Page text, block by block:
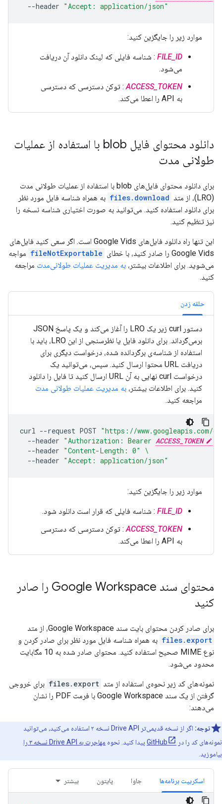
--header "Accept: application/json"
موارد زیر را جایگزین کنید:
FILE_ID : شناسه فایلی که لینک دانلود آن دریافت
می‌شود.
ACCESS_TOKEN: توکن دسترسی که دسترسی
به API را اعطا می‌کند.
دانلود محتوای فایل blob با استفاده از عملیات
طولانی مدت
برای دانلود محتوای فایل‌های blob با استفاده از عملیات طولانی مدت
(LRO)، از متد
files.download به همراه شناسه فایل مورد نظر
برای دانلود استفاده کنید. می‌توانید به صورت اختیاری شناسه نسخه را
نیز تنظیم کنید.
این تنها راه دانلود فایل‌های Google Vids است. اگر سعی کنید فایل‌های
Google Vids را صادر کنید، با خطای
fileNotExportable مواجه
می‌شوید. برای اطلاعات بیشتر، به مدیریت عملیات طولانی‌مدت مراجعه
کنید.
حلقه زدن
دستور curl زیر یک LRO را آغاز می‌کند و یک پاسخ JSON
برمی‌گرداند. برای دانلود فایل یا نظرسنجی از این LRO، باید با
استفاده از شناسه‌ی برگردانده شده، درخواست دیگری برای
دریافت URL محتوا ارسال کنید. سپس، می‌توانید یک
درخواست curl نهایی به آن URL ارسال کنید تا فایل را دانلود
کنید. برای اطلاعات بیشتر، به مدیریت عملیات طولانی مدت
مراجعه کنید.
curl --request POST "https://
--header "Authorization: Bearer ACCESS_TOKEN
--header "Content-Length: 0"
\
--header "Accept: application/json"
موارد زیر را جایگزین کنید:
FILE_ID : شناسه فایلی که قرار است دانلود شود.
ACCESS_TOKEN: توکن دسترسی که دسترسی
به API را اعطا می‌کند.
محتوای سند Google Workspace را صادر
کنید
برای صادر کردن محتوای بایت سند Google Workspace، از متد
files.export به همراه شناسه فایل مورد نظر برای صادر کردن و
نوع MIME صحیح استفاده کنید. محتوای صادر شده به 10 مگابایت
محدود می‌شود.
نمونه‌های کد زیر نحوه‌ی استفاده از متد files.export برای خروجی
گرفتن از یک سند Google Workspace با فرمت PDF را نشان
می‌دهند:
توجه:
اگر از نسخه قدیمی‌تر Drive API نسخه ۲ استفاده می‌کنید، می‌توانید
نمونه‌های کد را در
GitHub پیدا کنید. نحوه مهاجرت به Drive API نسخه ۳ را
بیاموزید.
اسکریپت برنامه‌ها جاوا پایتون بیشتر